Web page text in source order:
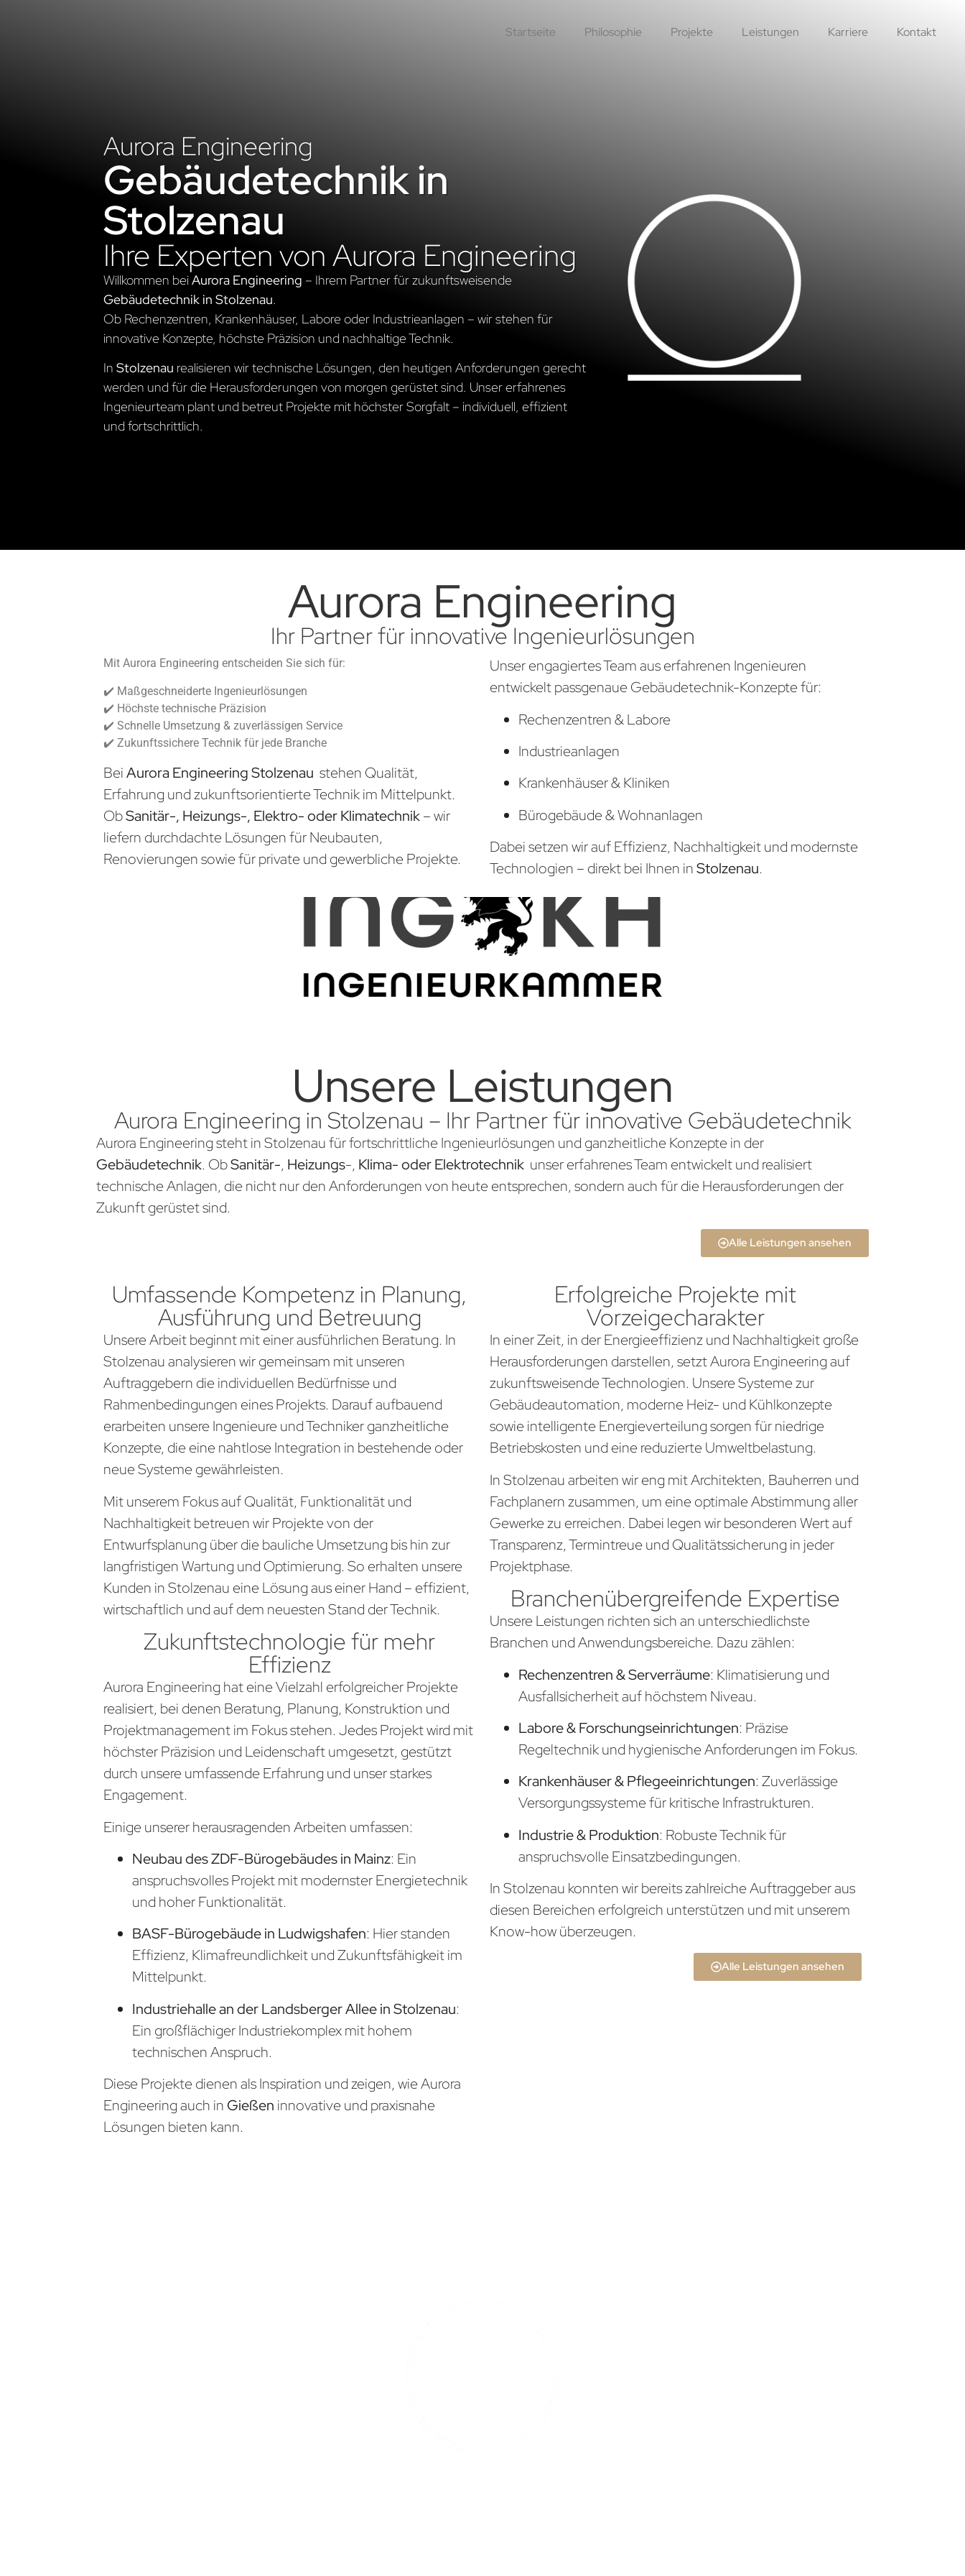
Startseite Philosophie Projekte Leistungen Karriere Kontakt
Aurora Engineering
Gebäudetechnik in
Stolzenau
Ihre Experten von Aurora Engineering
Willkommen beiAurora Engineering – Ihrem Partner für zukunftsweisende
Gebäudetechnik in Stolzenau.
Ob Rechenzentren, Krankenhäuser, Labore oder Industrieanlagen – wir stehen für
innovative Konzepte, höchste Präzision und nachhaltige Technik.
InStolzenau realisieren wir technische Lösungen, den heutigen Anforderungen gerecht
werden und für die Herausforderungen von morgen gerüstet sind. Unser erfahrenes
Ingenieurteam plant und betreut Projekte mit höchster Sorgfalt – individuell, effizient
und fortschrittlich.
Aurora Engineering
Ihr Partner für innovative Ingenieurlösungen
Mit Aurora Engineering entscheiden Sie sich für:
✔️ Maßgeschneiderte Ingenieurlösungen
✔️ Höchste technische Präzision
✔️ Schnelle Umsetzung & zuverlässigen Service
✔️ Zukunftssichere Technik für jede Branche
BeiAurora Engineering Stolzenau stehen Qualität,
Erfahrung und zukunftsorientierte Technik im Mittelpunkt.
ObSanitär-, Heizungs-, Elektro- oder Klimatechnik– wir
liefern durchdachte Lösungen für Neubauten,
Renovierungen sowie für private und gewerbliche Projekte.
Unser engagiertes Team aus erfahrenen Ingenieuren
entwickelt passgenaue Gebäudetechnik-Konzepte für:
Rechenzentren & Labore
Industrieanlagen
Krankenhäuser & Kliniken
Bürogebäude & Wohnanlagen
Dabei setzen wir auf Effizienz, Nachhaltigkeit und modernste
Technologien – direkt bei Ihnen inStolzenau.
Unsere Leistungen
Aurora Engineering in Stolzenau – Ihr Partner für innovative Gebäudetechnik
Aurora Engineering steht in Stolzenau für fortschrittliche Ingenieurlösungen und ganzheitliche Konzepte in der
Gebäudetechnik. ObSanitär-, Heizungs-, Klima- oder Elektrotechnik unser erfahrenes Team entwickelt und realisiert
technische Anlagen, die nicht nur den Anforderungen von heute entsprechen, sondern auch für die Herausforderungen der
Zukunft gerüstet sind.
Alle Leistungen ansehen
Umfassende Kompetenz in Planung,
Ausführung und Betreuung
Unsere Arbeit beginnt mit einer ausführlichen Beratung. In
Stolzenau analysieren wir gemeinsam mit unseren
Auftraggebern die individuellen Bedürfnisse und
Rahmenbedingungen eines Projekts. Darauf aufbauend
erarbeiten unsere Ingenieure und Techniker ganzheitliche
Konzepte, die eine nahtlose Integration in bestehende oder
neue Systeme gewährleisten.
Mit unserem Fokus auf Qualität, Funktionalität und
Nachhaltigkeit betreuen wir Projekte von der
Entwurfsplanung über die bauliche Umsetzung bis hin zur
langfristigen Wartung und Optimierung. So erhalten unsere
Kunden in Stolzenau eine Lösung aus einer Hand – effizient,
wirtschaftlich und auf dem neuesten Stand der Technik.
Zukunftstechnologie für mehr
Effizienz
Aurora Engineering hat eine Vielzahl erfolgreicher Projekte
realisiert, bei denen Beratung, Planung, Konstruktion und
Projektmanagement im Fokus stehen. Jedes Projekt wird mit
höchster Präzision und Leidenschaft umgesetzt, gestützt
durch unsere umfassende Erfahrung und unser starkes
Engagement.
Einige unserer herausragenden Arbeiten umfassen:
Neubau des ZDF-Bürogebäudes in Mainz: Ein
anspruchsvolles Projekt mit modernster Energietechnik
und hoher Funktionalität.
BASF-Bürogebäude in Ludwigshafen: Hier standen
Effizienz, Klimafreundlichkeit und Zukunftsfähigkeit im
Mittelpunkt.
Industriehalle an der Landsberger Allee in Stolzenau:
Ein großflächiger Industriekomplex mit hohem
technischen Anspruch.
Diese Projekte dienen als Inspiration und zeigen, wie Aurora
Engineering auch in Gießen innovative und praxisnahe
Lösungen bieten kann.
Erfolgreiche Projekte mit
Vorzeigecharakter
In einer Zeit, in der Energieeffizienz und Nachhaltigkeit große
Herausforderungen darstellen, setzt Aurora Engineering auf
zukunftsweisende Technologien. Unsere Systeme zur
Gebäudeautomation, moderne Heiz- und Kühlkonzepte
sowie intelligente Energieverteilung sorgen für niedrige
Betriebskosten und eine reduzierte Umweltbelastung.
In Stolzenau arbeiten wir eng mit Architekten, Bauherren und
Fachplanern zusammen, um eine optimale Abstimmung aller
Gewerke zu erreichen. Dabei legen wir besonderen Wert auf
Transparenz, Termintreue und Qualitätssicherung in jeder
Projektphase.
Branchenübergreifende Expertise
Unsere Leistungen richten sich an unterschiedlichste
Branchen und Anwendungsbereiche. Dazu zählen:
Rechenzentren & Serverräume: Klimatisierung und
Ausfallsicherheit auf höchstem Niveau.
Labore & Forschungseinrichtungen: Präzise
Regeltechnik und hygienische Anforderungen im Fokus.
Krankenhäuser & Pflegeeinrichtungen: Zuverlässige
Versorgungssysteme für kritische Infrastrukturen.
Industrie & Produktion: Robuste Technik für
anspruchsvolle Einsatzbedingungen.
In Stolzenau konnten wir bereits zahlreiche Auftraggeber aus
diesen Bereichen erfolgreich unterstützen und mit unserem
Know-how überzeugen.
Alle Leistungen ansehen